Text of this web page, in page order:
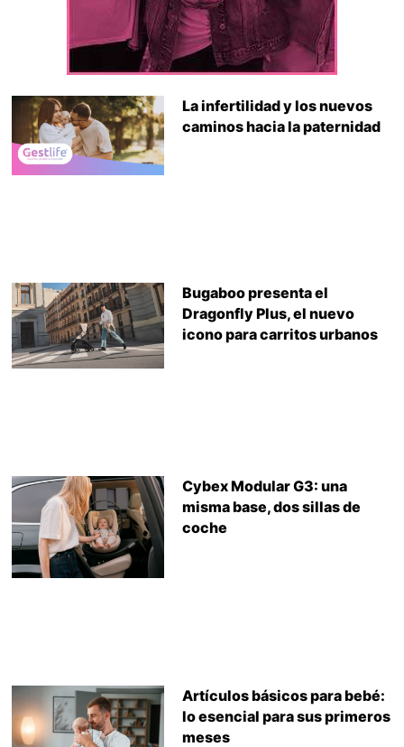
La infertilidad y los nuevos
caminos hacia la paternidad
Bugaboo presenta el
Dragonfly Plus, el nuevo
icono para carritos urbanos
Cybex Modular G3: una
misma base, dos sillas de
coche
Artículos básicos para bebé:
lo esencial para sus primeros
meses